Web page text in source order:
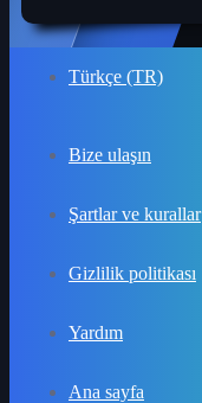
Türkçe (TR)
Bize ulaşın
Şartlar ve kurallar
Gizlilik politikası
Yardım
Ana sayfa